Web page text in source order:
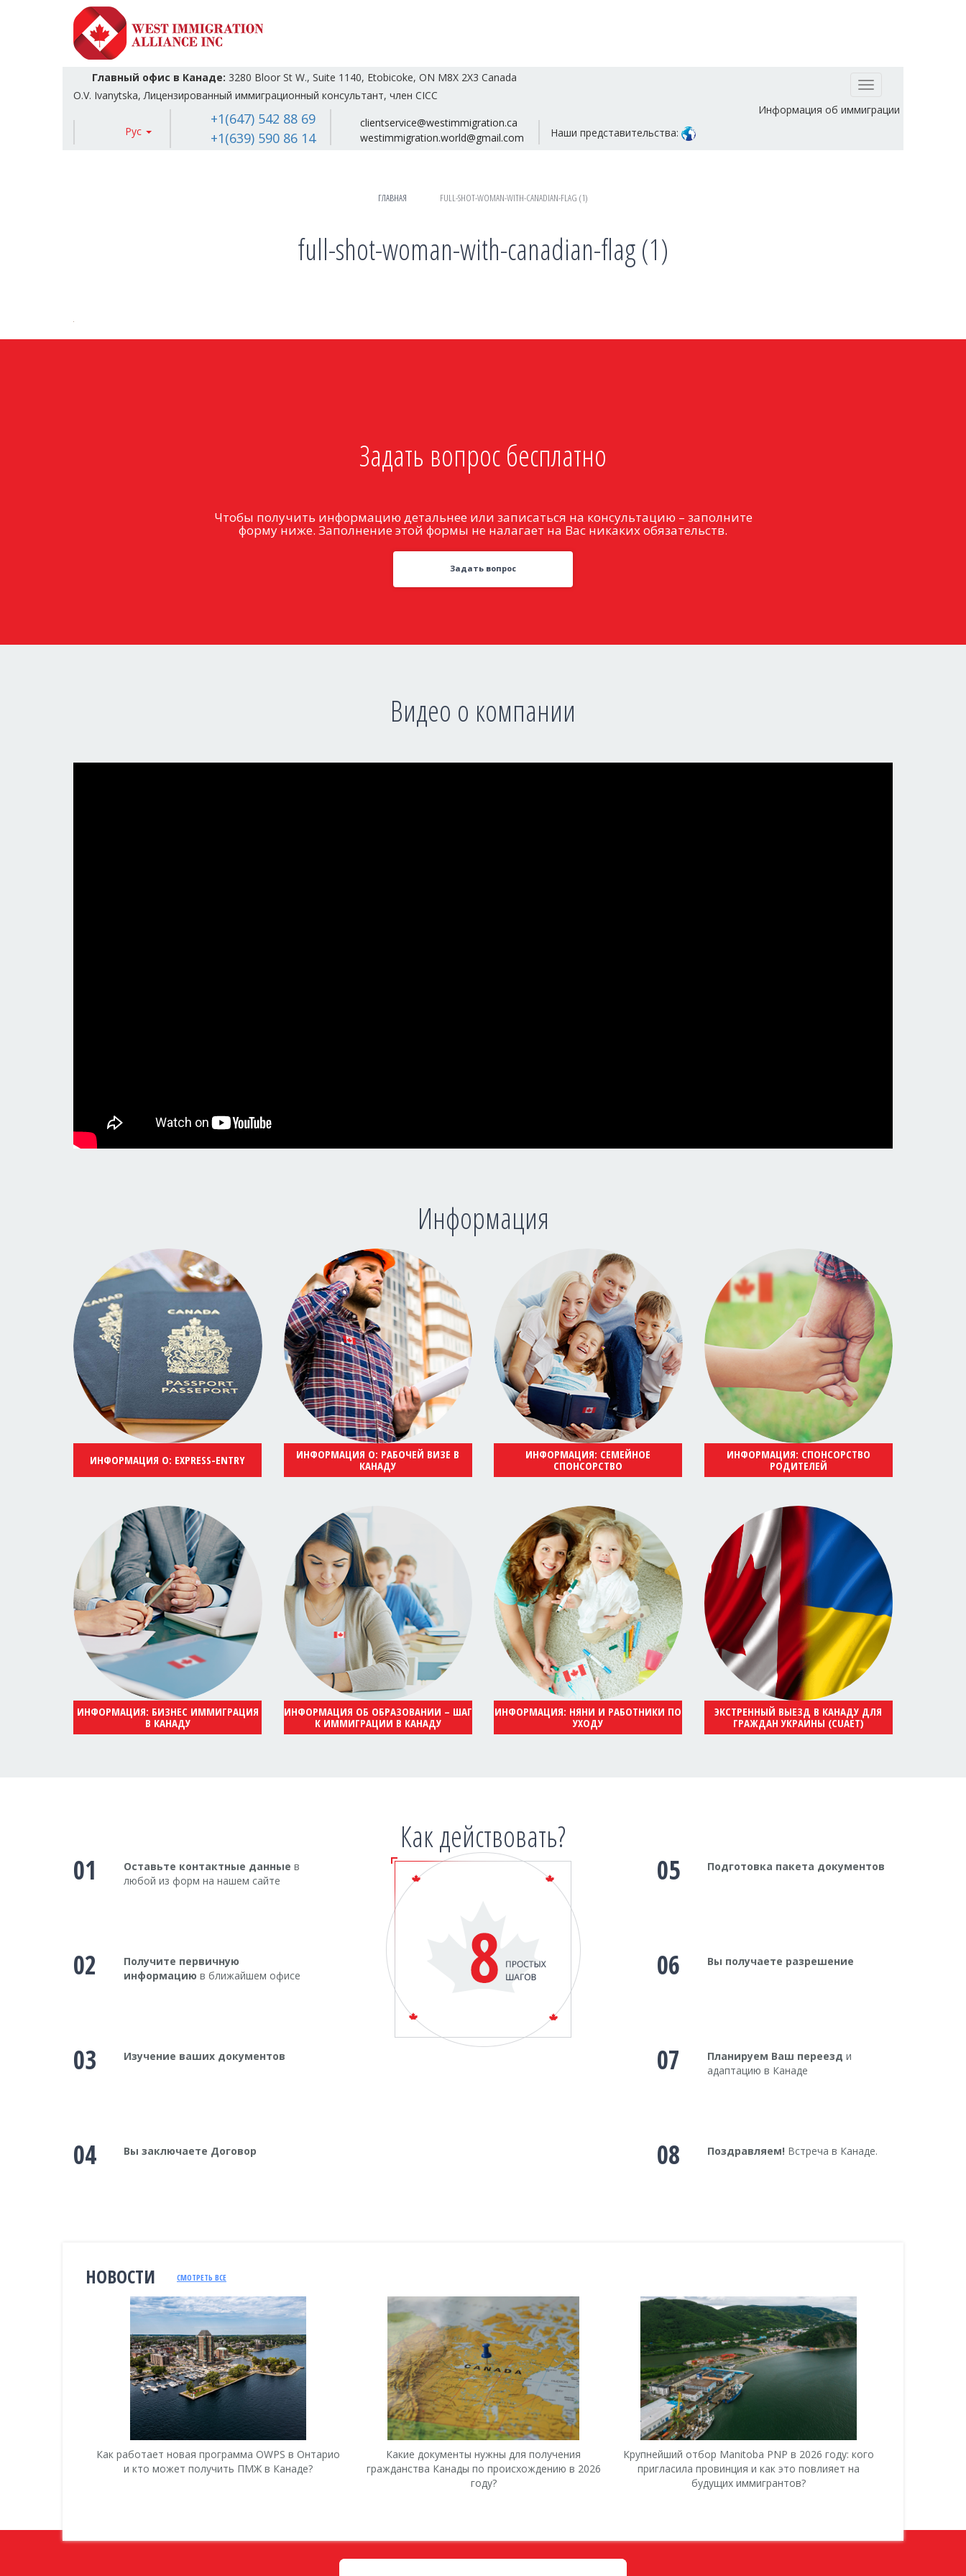
Главный офис в Канаде: 3280 Bloor St W., Suite 1140, Etobicoke, ON M8X 2X3 Canada
O.V. Ivanytska, Лицензированный иммиграционный консультант, член CICC
Toggle
Информация об иммиграции
Рус
+1(647) 542 88 69
+1(639) 590 86 14
clientservice@westimmigration.ca
westimmigration.world@gmail.com
Наши представительства:
ГЛАВНАЯ FULL-SHOT-WOMAN-WITH-CANADIAN-FLAG (1)
full-shot-woman-with-canadian-flag (1)
Задать вопрос бесплатно
Чтобы получить информацию детальнее или записаться на консультацию – заполните
форму ниже. Заполнение этой формы не налагает на Вас никаких обязательств.
Задать вопрос
Видео о компании
Информация
ИНФОРМАЦИЯ О: EXPRESS-ENTRY
ИНФОРМАЦИЯ О: РАБОЧЕЙ ВИЗЕ В
КАНАДУ
ИНФОРМАЦИЯ: СЕМЕЙНОЕ
СПОНСОРСТВО
ИНФОРМАЦИЯ: СПОНСОРСТВО
РОДИТЕЛЕЙ
ИНФОРМАЦИЯ: БИЗНЕС ИММИГРАЦИЯ
В КАНАДУ
ИНФОРМАЦИЯ ОБ ОБРАЗОВАНИИ – ШАГ
К ИММИГРАЦИИ В КАНАДУ
ИНФОРМАЦИЯ: НЯНИ И РАБОТНИКИ ПО
УХОДУ
ЭКСТРЕННЫЙ ВЫЕЗД В КАНАДУ ДЛЯ
ГРАЖДАН УКРАИНЫ (CUAET)
Как действовать?
01 Оставьте контактные данные в
любой из форм на нашем сайте
02
Получите первичную
информацию в ближайшем офисе
03 Изучение ваших документов
04 Вы заключаете Договор
05 Подготовка пакета документов
06 Вы получаете разрешение
07 Планируем Ваш переезд и
адаптацию в Канаде
08 Поздравляем! Встреча в Канаде.
НОВОСТИ СМОТРЕТЬ ВСЕ
Как работает новая программа OWPS в Онтарио
и кто может получить ПМЖ в Канаде?
Какие документы нужны для получения
гражданства Канады по происхождению в 2026
году?
Крупнейший отбор Manitoba PNP в 2026 году: кого
пригласила провинция и как это повлияет на
будущих иммигрантов?